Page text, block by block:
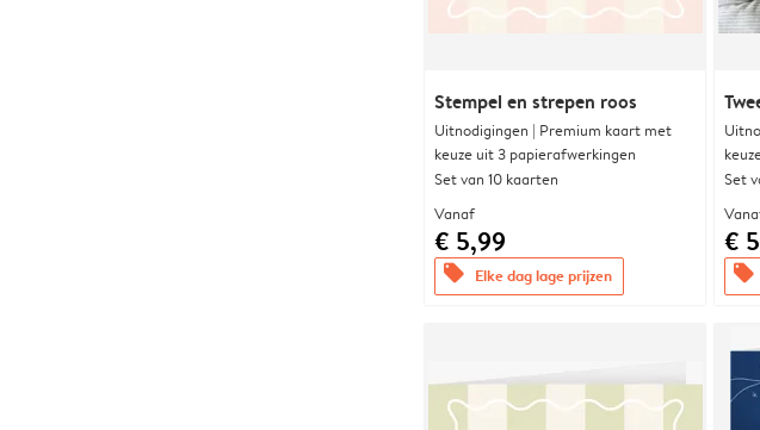
Stempel en strepen roos
Uitnodigingen | Premium kaart met
keuze uit 3 papierafwerkingen
Set van 10 kaarten
Vanaf
€ 5,99
offers Elke dag lage prijzen
Set
€
offers